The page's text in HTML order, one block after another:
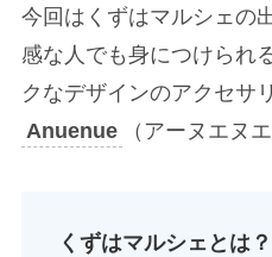
今回はくずはマルシェの
感な人でも身につけられ
クなデザインのアクセサ
Anuenue
（アーヌエヌ
くずはマルシェとは？